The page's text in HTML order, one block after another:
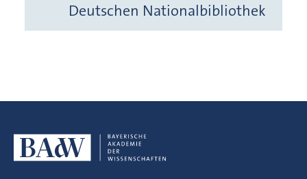
Deutschen Nationalbibliothek